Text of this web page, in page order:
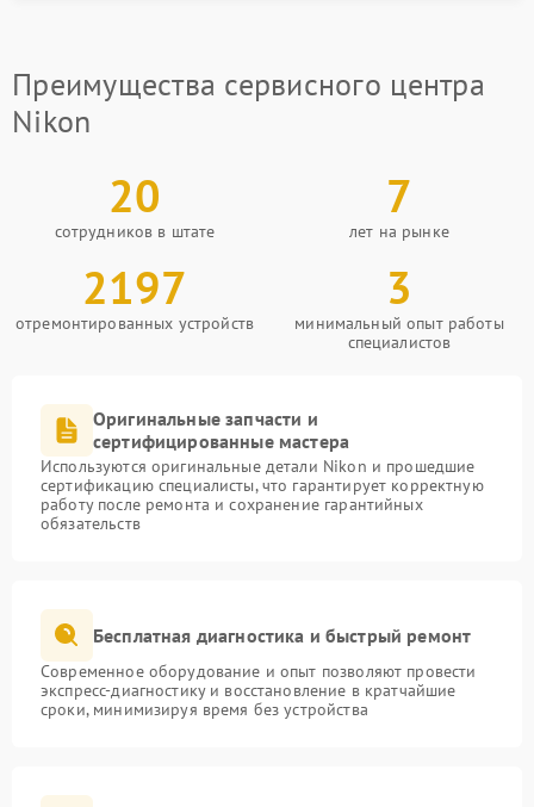
Преимущества сервисного центра
Nikon
20
сотрудников в штате
7
лет на рынке
2197
отремонтированных устройств
3
минимальный опыт работы
специалистов
Оригинальные запчасти и
сертифицированные мастера
Используются оригинальные детали Nikon и прошедшие
сертификацию специалисты, что гарантирует корректную
работу после ремонта и сохранение гарантийных
обязательств
Бесплатная диагностика и быстрый ремонт
Современное оборудование и опыт позволяют провести
экспресс-диагностику и восстановление в кратчайшие
сроки, минимизируя время без устройства